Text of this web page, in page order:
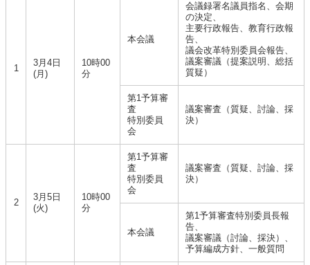
1
3月4日
(月)
10時00
分
本会議
会議録署名議員指名、会期
の決定、
主要行政報告、教育行政報
告、
議会改革特別委員会報告、
議案審議（提案説明、総括
質疑）
第1予算審
査
特別委員
会
議案審査（質疑、討論、採
決）
2
3月5日
(火)
10時00
分
第1予算審
査
特別委員
会
議案審査（質疑、討論、採
決）
本会議
第1予算審査特別委員長報
告、
議案審議（討論、採決）、
予算編成方針、一般質問